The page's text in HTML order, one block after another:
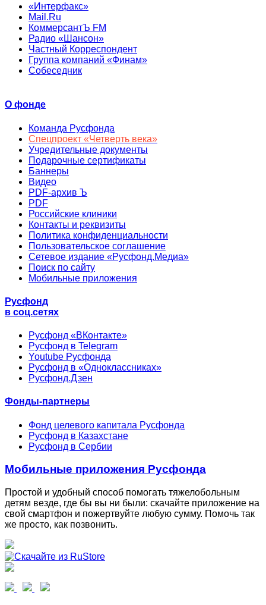
«Интерфакс»
Mail.Ru
КоммерсантЪ FM
Радио «Шансон»
Частный Корреспондент
Группа компаний «Финам»
Собеседник
О фонде
Команда Русфонда
Спецпроект «Четверть века»
Учредительные документы
Подарочные сертификаты
Баннеры
Видео
PDF-архив Ъ
PDF
Российские клиники
Контакты и реквизиты
Политика конфиденциальности
Пользовательское соглашение
Сетевое издание «Русфонд.Медиа»
Поиск по сайту
Мобильные приложения
Русфонд
в соц.сетях
Русфонд «ВКонтакте»
Русфонд в Telegram
Youtube Русфонда
Русфонд в «Одноклассниках»
Русфонд.Дзен
Фонды-партнеры
Фонд целевого капитала Русфонда
Русфонд в Казахстане
Русфонд в Сербии
Мобильные приложения Русфонда
Простой и удобный способ помогать тяжелобольным
детям везде, где бы вы ни были: скачайте приложение на
свой смартфон и пожертвуйте любую сумму. Помочь так
же просто, как позвонить.